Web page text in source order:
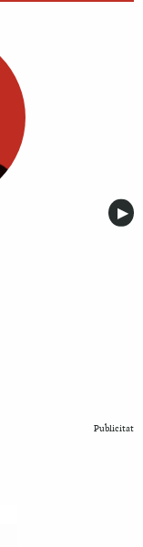
▶︎
Publicitat